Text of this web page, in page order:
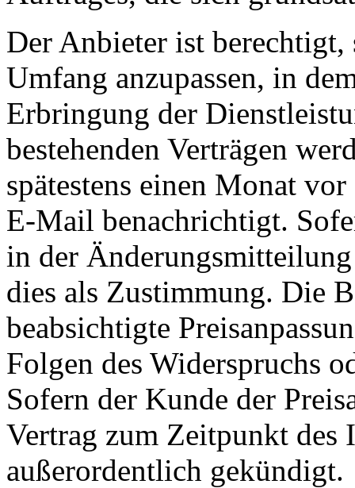
Der Anbieter ist berechtigt,
Umfang anzupassen, in
Erbringung der
bestehenden Verträgen
spätestens einen Monat
E-Mail benachrichtigt.
in der
dies als Zustimmung. Die
beabsichtigte
Folgen des Widerspruchs
Sofern der Kunde der
Vertrag zum Zeitpunkt des
außerordentlich gekündigt.